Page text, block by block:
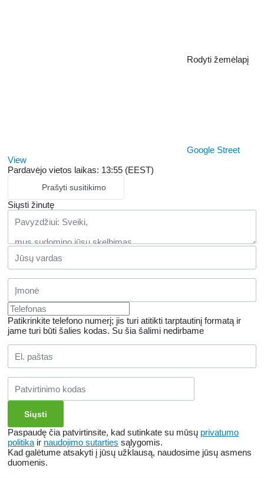
Rodyti žemėlapį
Google Street
View
Pardavėjo vietos laikas: 13:55 (EEST)
Prašyti susitikimo
Siųsti žinutę
Patikrinkite telefono numerį; jis turi atitikti tarptautinį formatą ir
jame turi būti šalies kodas. Su šia šalimi nedirbame
Paspaudę čia patvirtinsite, kad sutinkate su mūsų privatumo
politika ir naudojimo sutarties sąlygomis.
Kad galėtume atsakyti į jūsų užklausą, naudosime jūsų asmens
duomenis.